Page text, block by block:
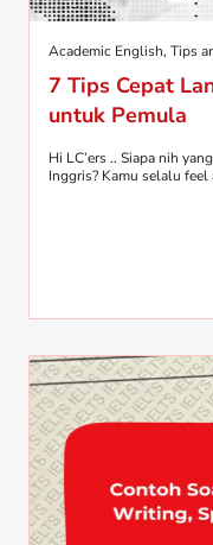
Academic English, Tips
7 Tips Cepat
untuk Pemula
Hi LC’ers .. Siapa nih
Inggris? Kamu selalu